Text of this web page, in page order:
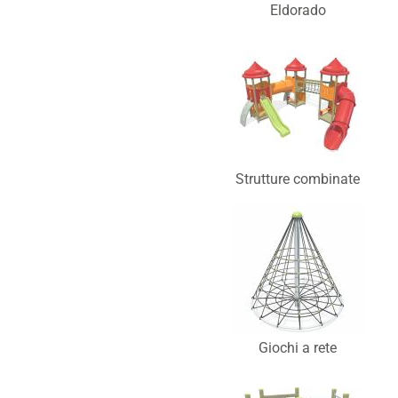
Eldorado
Strutture combinate
Giochi a rete